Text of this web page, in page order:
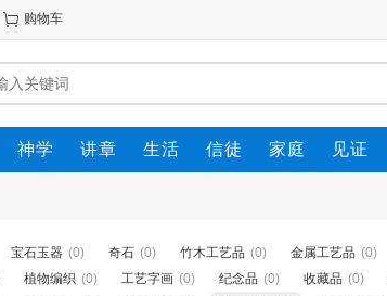
购物车
神学 讲章 生活 信徒 家庭 见证
宝石玉器 (0) 奇石 (0) 竹木工艺品 (0) 金属工艺品 (0)
植物编织 (0) 工艺字画 (0) 纪念品 (0) 收藏品 (0)